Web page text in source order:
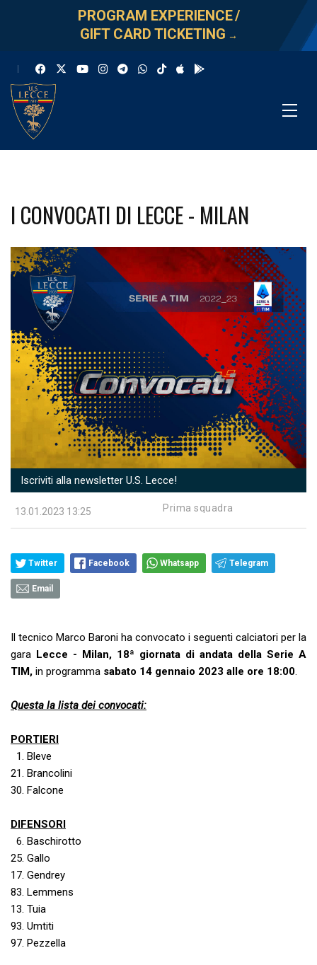
PROGRAM EXPERIENCE/
GIFT CARD TICKETING →
I CONVOCATI DI LECCE - MILAN
Iscriviti alla newsletter U.S. Lecce!
13.01.2023 13:25 Prima squadra
Twitter Facebook Whatsapp Telegram
Email
Il tecnico Marco Baroni ha convocato i seguenti calciatori per la
gara Lecce - Milan, 18ª giornata di andata della Serie A
TIM, in programma sabato 14 gennaio 2023 alle ore 18:00.
Questa la lista dei convocati:
PORTIERI
1. Bleve
21. Brancolini
30. Falcone
DIFENSORI
6. Baschirotto
25. Gallo
17. Gendrey
83. Lemmens
13. Tuia
93. Umtiti
97. Pezzella